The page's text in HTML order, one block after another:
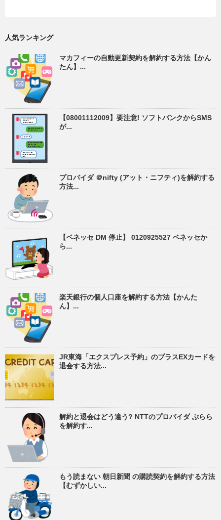
人気ランキング
マカフィーの自動更新契約を解約する方法【かん
たん】...
【08001112009】要注意! ソフトバンクからSMS
が...
プロバイダ ＠nifty (アット・ニフティ)を解約する
方法...
【ベネッセ DM 停止】 0120925527 ベネッセか
ら...
楽天銀行の個人口座を解約する方法【かんた
ん】...
JR東海「エクスプレス予約」のプラスEXカードを
退会する方法...
解約と退会はどう違う? NTTのプロバイダ ぷらら
を解約す...
もう読まない 朝日新聞 の購読契約を解約する方法
【むずかしい...